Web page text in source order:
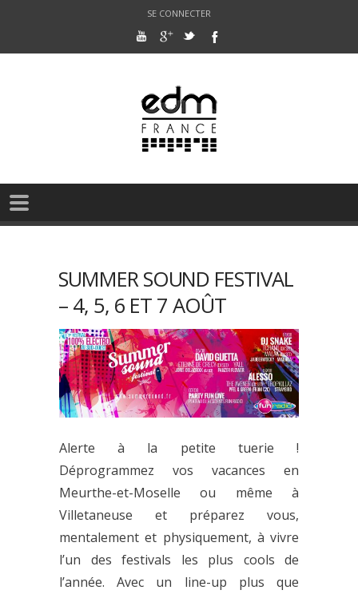
SE CONNECTER
SUMMER SOUND FESTIVAL
– 4, 5, 6 ET 7 AOÛT
Alerte à la petite tuerie !
Déprogrammez vos vacances en
Meurthe-et-Moselle ou même à
Villetaneuse et préparez vous,
mentalement et physiquement, à vivre
l’un des festivals les plus cools de
l’année. Avec un line-up plus que